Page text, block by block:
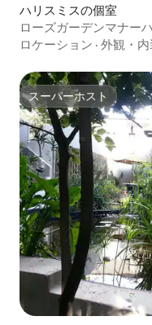
ハリスミスの個室
ローズガーデンマナー
ロケーション · 外観・内
スーパーホスト
スーパーホスト